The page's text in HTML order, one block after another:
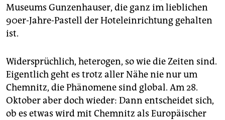
Museums Gunzenhauser, die ganz im lieblichen
90er-Jahre-Pastell der Hoteleinrichtung gehalten
ist.
Widersprüchlich, heterogen, so wie die Zeiten sind.
Eigentlich geht es trotz aller Nähe nie nur um
Chemnitz, die Phänomene sind global. Am 28.
Oktober aber doch wieder: Dann entscheidet sich,
ob es etwas wird mit Chemnitz als Europäischer